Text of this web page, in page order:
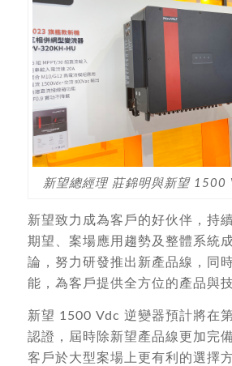
新望總經理 莊錦明與新望 1500
新望致力成為客戶的好伙伴，持
期望、案場應用趨勢及整體系統
論，努力研發推出新產品線，同
能，為客戶提供全方位的產品與
新望 1500 Vdc 逆變器預計將在
認證，屆時除新望產品線更加完
客戶於大型案場上更有利的選擇